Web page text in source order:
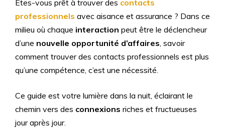
Êtes-vous prêt à trouver des contacts
professionnels avec aisance et assurance ? Dans ce
milieu où chaque interaction peut être le déclencheur
d’une nouvelle opportunité d’affaires, savoir
comment trouver des contacts professionnels est plus
qu’une compétence, c’est une nécessité.
Ce guide est votre lumière dans la nuit, éclairant le
chemin vers des connexions riches et fructueuses
jour après jour.